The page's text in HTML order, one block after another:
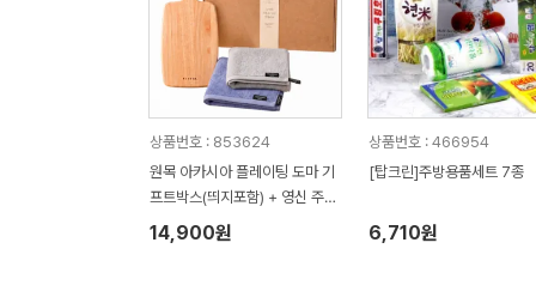
상품번호 : 853624
원목 아카시아 플레이팅 도마 기
프트박스(띄지포함) + 영신 주방
핸드타올 + 기프트박스
14,900원
상품번호 : 466954
[탑크린]주방용품세트 7종
6,710원